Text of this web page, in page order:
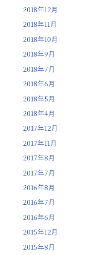
2018年12月
2018年11月
2018年10月
2018年9月
2018年7月
2018年6月
2018年5月
2018年4月
2017年12月
2017年11月
2017年8月
2017年7月
2016年8月
2016年7月
2016年6月
2015年12月
2015年8月